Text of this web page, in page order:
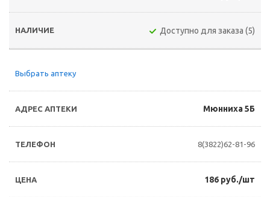
Доступно для заказа (5)
Выбрать аптеку
Мюнниха 5Б
8(3822)62-81-96
186 руб./шт